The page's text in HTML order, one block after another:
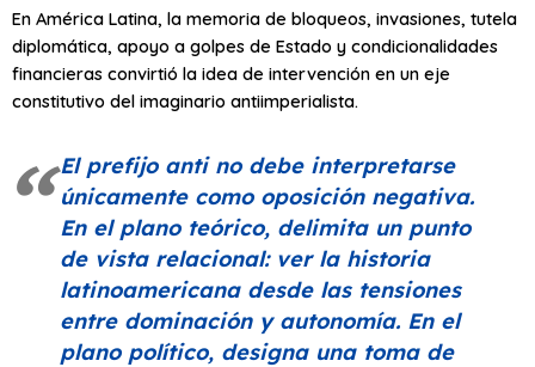
En América Latina, la memoria de bloqueos, invasiones, tutela
diplomática, apoyo a golpes de Estado y condicionalidades
financieras convirtió la idea de intervención en un eje
constitutivo del imaginario antiimperialista.
El prefijo anti no debe interpretarse
únicamente como oposición negativa.
En el plano teórico, delimita un punto
de vista relacional: ver la historia
latinoamericana desde las tensiones
entre dominación y autonomía. En el
plano político, designa una toma de